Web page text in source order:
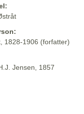
1828-1906 (forfatter)
Jensen, 1857